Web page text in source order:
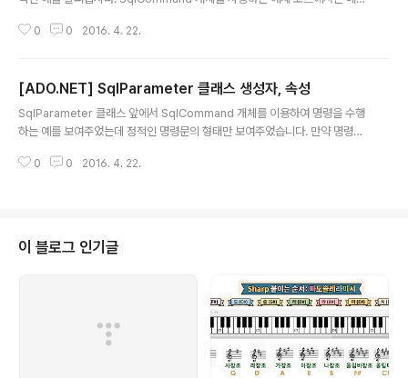
는 매개 변수를 이용하는 예를 들어보기로 합시다. 추가할 책의 정보를 입력 인
583"); AddBook("CSharp" , 18000, "홍길동", "9228964583");}priv
ate static void AddBook(string title, int price, strin..
0 0 2016. 4. 22.
[ADO.NET] SqlParameter 클래스 생성자, 속성
SqlParameter 클래스 앞에서 SqlCommand 개체를 이용하여 명령을 수행
하는 예를 보여주었는데 정적인 명령문의 형태만 보여주었습니다. 만약 명령을
체를 이용합니다. SqlParameter 클래스는 명령 실행에 사용할 매개 변수를
eter 클래스에는 6가지 생성자를 제공합니다. SqlParameter ( );SqlParam
eter ..
0 0 2016. 4. 22.
이 블로그 인기글